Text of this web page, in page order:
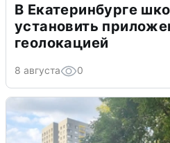
В Екатеринбурге
установить
геолокацией
8 августа 0